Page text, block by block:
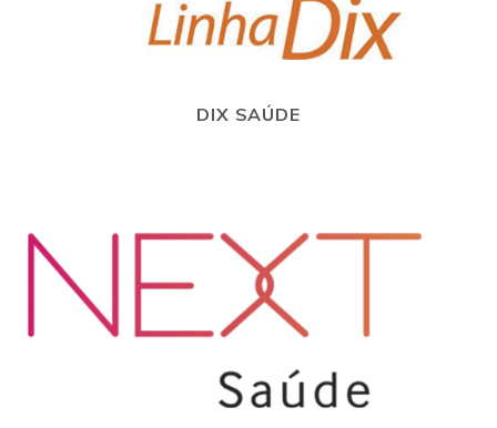
DIX SAÚDE